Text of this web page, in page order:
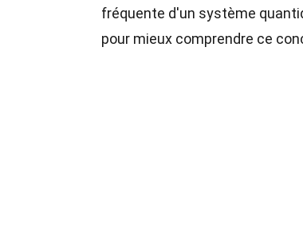
fréquente d'un système
pour mieux comprendre ce